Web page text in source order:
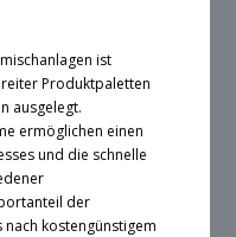
ist
Produktpaletten
ausgelegt.
ermöglichen einen
und die schnelle
der
kostengünstigem